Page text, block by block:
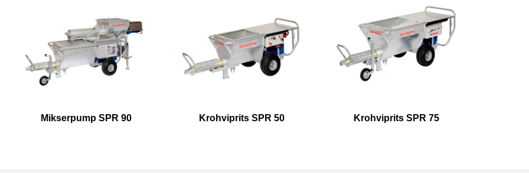
Mikserpump SPR 90 Krohviprits SPR 50 Krohviprits SPR 75